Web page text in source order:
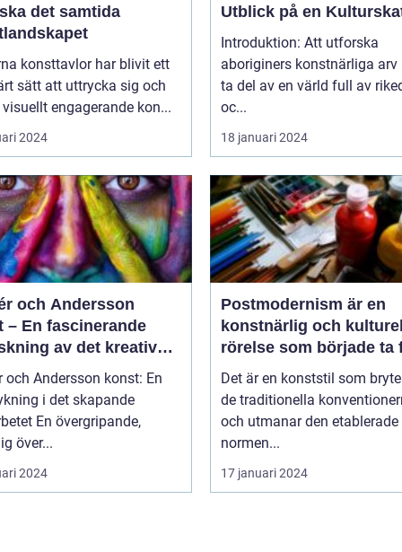
det samtida
konsttavlor har blivit ett
sätt att uttrycka sig och
engagerande kon...
2024
Utblick på en
Introduktion: Att utforska
aboriginers konstnärliga arv
ta del av en värld full av
oc...
18 januari 2024
och Andersson
– En fascinerande
av det kreativa
och Andersson konst: En
i det skapande
över...
2024
Postmodernism är en
konstnärlig och
rörelse som började ta
under 1960-talet och
fortsatte att växa i
popularitet under de
Det är en konststil som
de traditionella
och utmanar den etablerade
normen...
17 januari 2024